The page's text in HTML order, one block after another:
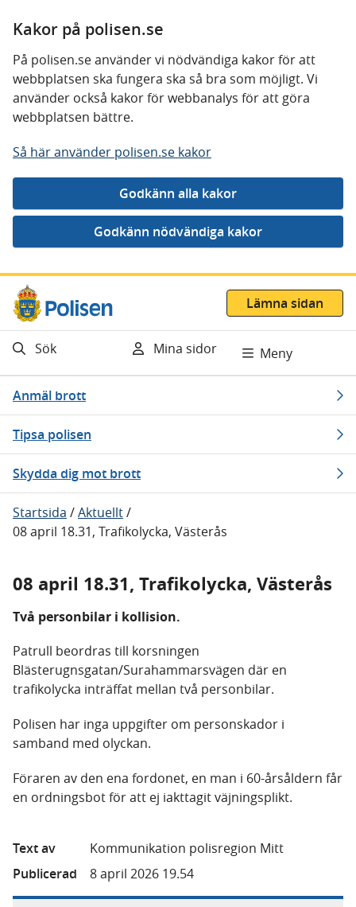
Kakor på polisen.se
På polisen.se använder vi nödvändiga kakor för att
webbplatsen ska fungera ska så bra som möjligt. Vi
använder också kakor för webbanalys för att göra
webbplatsen bättre.
Så här använder polisen.se kakor
Gå direkt till innehåll
Lämna sidan
Sök Mina sidor Meny
Anmäl brott
Tipsa polisen
Skydda dig mot brott
Startsida /Aktuellt/
08 april 18.31, Trafikolycka, Västerås
08 april 18.31, Trafikolycka, Västerås
Två personbilar i kollision.
Patrull beordras till korsningen
Blästerugnsgatan/Surahammarsvägen där en
trafikolycka inträffat mellan två personbilar.
Polisen har inga uppgifter om personskador i
samband med olyckan.
Föraren av den ena fordonet, en man i 60-årsåldern får
en ordningsbot för att ej iakttagit väjningsplikt.
Text av
Kommunikation polisregion Mitt
Publicerad
8 april 2026 19.54